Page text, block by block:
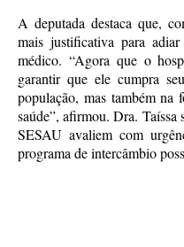
A deputada destaca que,
mais justificativa para
médico. “Agora que o
garantir que ele cumpra
população, mas também na
saúde”, afirmou. Dra. Taíssa
SESAU avaliem com
programa de intercâmbio